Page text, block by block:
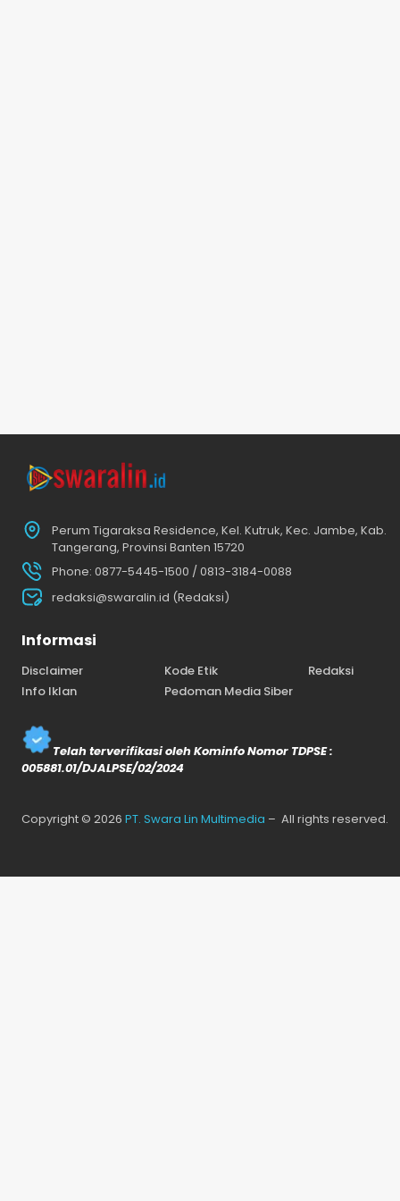
Perum Tigaraksa Residence, Kel. Kutruk, Kec. Jambe, Kab.
Tangerang, Provinsi Banten 15720
Phone: 0877-5445-1500 / 0813-3184-0088
redaksi@swaralin.id (Redaksi)
Informasi
Disclaimer Kode Etik
Redaksi
Info Iklan
Pedoman Media Siber
Telah terverifikasi oleh Kominfo Nomor TDPSE :
005881.01/DJALPSE/02/2024
Copyright © 2026 PT. Swara Lin Multimedia – All rights reserved.